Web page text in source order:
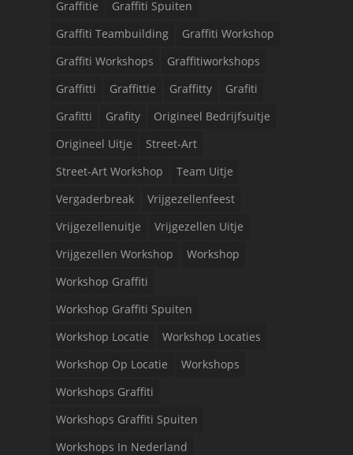
Graffitie
Graffiti Spuiten
Graffiti Teambuilding
Graffiti Workshop
Graffiti Workshops
Graffitiworkshops
Graffitti
Graffittie Graffitty
Grafiti
Grafitti
Grafity
Origineel Bedrijfsuitje
Origineel Uitje
Street-Art
Street-Art Workshop
Team Uitje
Vergaderbreak
Vrijgezellenfeest
Vrijgezellenuitje
Vrijgezellen Uitje
Vrijgezellen Workshop
Workshop
Workshop Graffiti
Workshop Graffiti Spuiten
Workshop Locatie
Workshop Locaties
Workshop Op Locatie
Workshops
Workshops Graffiti
Workshops Graffiti Spuiten
Workshops In Nederland